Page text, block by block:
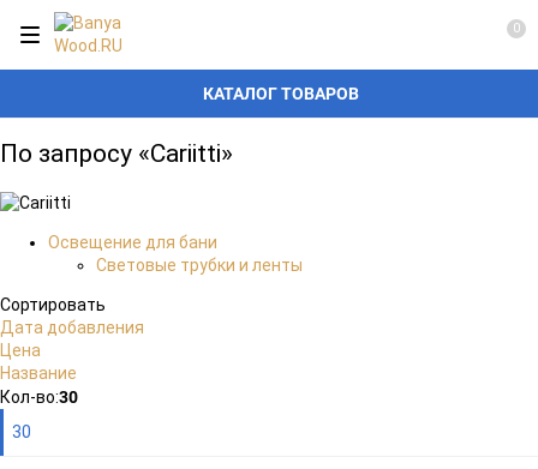
КАТАЛОГ ТОВАРОВ
0
По запросу «Cariitti»
Освещение для бани
Световые трубки и ленты
Сортировать
Дата добавления
Цена
Название
Плитка
Подробно
Компактно
Кол-во:30
30